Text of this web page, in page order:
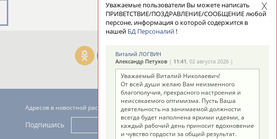
Адресов в новостной рассылке: 996
Подпишись
Уважаемые пользователи Вы можете написать
ПРИВЕТСТВИЕ/ПОЗДРАВЛЕНИЕ/СООБЩЕНИЕ любой
персоне, информация о которой содержится в
нашей БД Персоналий !
Виталий ЛОГВИН
Александр Петухов | 11:41, 02 августа 2026 |
Уважаемый Виталий Николаевич!
От всей души желаю Вам неизменного
благополучия, прекрасного настроения и
неиссякаемого оптимизма. Пусть Ваша
деятельность на занимаемой должности
всегда будет наполнена яркими идеями, а
каждый рабочий день приносит вдохновение
и чувство гордости за общий результат.